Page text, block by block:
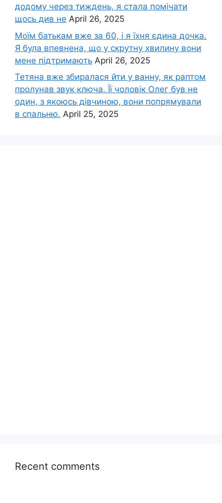
додому через тиждень, я стала помічати
щось див не April 26, 2025
Моїм батькам вже за 60, і я їхня єдина дочка.
Я була впевнена, що у скрутну хвилину вони
мене підтримають April 26, 2025
Тетяна вже збиралася йти у ванну, як раптом
пролунав звук ключа. Її чоловік Олег був не
один, з якоюсь дівчиною, вони попрямували
в спальню. April 25, 2025
Recent comments